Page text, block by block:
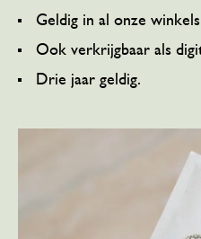
Geldig in al onze
Ook verkrijgbaar als
Drie jaar geldig.